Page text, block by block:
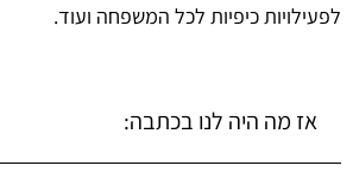
לפעילויות כיפיות לכל המשפחה ועוד.
אז מה היה לנו בכתבה: